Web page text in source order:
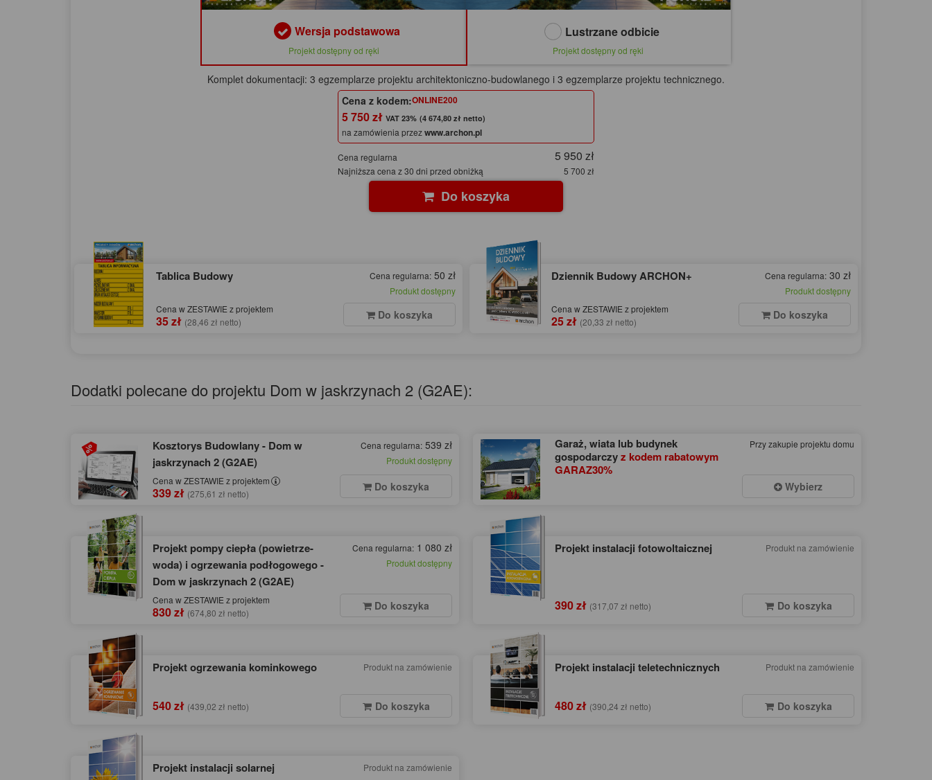
Wersja podstawowa
Projekt dostępny od ręki
Lustrzane odbicie
Projekt dostępny od ręki
Komplet dokumentacji: 3 egzemplarze projektu architektoniczno-budowlanego i 3 egzemplarze projektu technicznego.
Cena z kodem:ONLINE200
5 750 zł (4 674,80 zł netto)
na zamówienia przezwww.archon.pl
Cena regularna 5 950 zł
Najniższa cena z 30 dni przed obniżką 5 700 zł
Do koszyka
Tablica Budowy
Cena w ZESTAWIE z projektem
35 zł (28,46 zł netto)
Cena regularna: 50 zł
Produkt dostępny
Do koszyka
Dziennik Budowy ARCHON+
Cena w ZESTAWIE z projektem
25 zł (20,33 zł netto)
Cena regularna: 30 zł
Produkt dostępny
Do koszyka
Dodatki polecane do projektu Dom w jaskrzynach 2 (G2AE):
Kosztorys Budowlany - Dom w
jaskrzynach 2 (G2AE)
Cena w ZESTAWIE z projektem
339 zł (275,61 zł netto)
Cena regularna: 539 zł
Produkt dostępny
Do koszyka
Garaż, wiata lub budynek
gospodarczyz kodem rabatowym
GARAZ30%
Przy zakupie projektu domu
Wybierz
Projekt pompy ciepła (powietrze-
woda) i ogrzewania podłogowego -
Dom w jaskrzynach 2 (G2AE)
Cena w ZESTAWIE z projektem
830 zł (674,80 zł netto)
Cena regularna: 1 080 zł
Produkt dostępny
Do koszyka
Projekt instalacji fotowoltaicznej
390 zł (317,07 zł netto)
Produkt na zamówienie
Do koszyka
Projekt ogrzewania kominkowego
540 zł (439,02 zł netto)
Produkt na zamówienie
Do koszyka
Projekt instalacji teletechnicznych
480 zł (390,24 zł netto)
Produkt na zamówienie
Do koszyka
Projekt instalacji solarnej Produkt na zamówienie